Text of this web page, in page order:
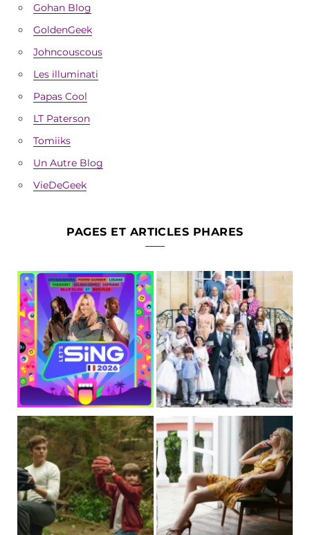
Gohan Blog
GoldenGeek
Johncouscous
Les illuminati
Papas Cool
LT Paterson
Tomiiks
Un Autre Blog
VieDeGeek
PAGES ET ARTICLES PHARES